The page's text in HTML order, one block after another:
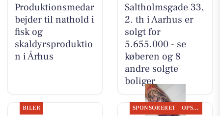
Produktionsmedar
bejder til nathold i
fisk og
skaldyrsproduktio
n i Århus
Saltholmsgade 33,
2. th i Aarhus er
solgt for
5.655.000 - se
køberen og 8
andre solgte
boliger
BILER SPONSORERET OPSLAGSTAVLEN